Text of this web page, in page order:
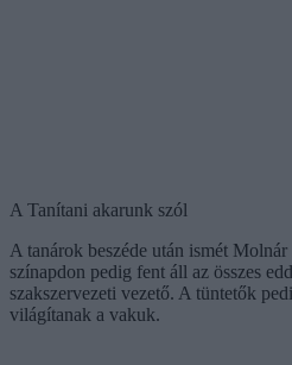
A Tanítani akarunk szól
A tanárok beszéde után ismét
színapdon pedig fent áll az összes
szakszervezeti vezető. A tüntetők
világítanak a vakuk.